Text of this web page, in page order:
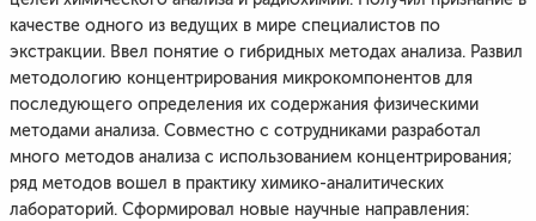
качестве одного из ведущих в мире специалистов по
экстракции. Ввел понятие о гибридных методах анализа. Развил
методологию концентрирования микрокомпонентов для
последующего определения их содержания физическими
методами анализа. Совместно с сотрудниками разработал
много методов анализа с использованием концентрирования;
ряд методов вошел в практику химико-аналитических
лабораторий. Сформировал новые научные направления: